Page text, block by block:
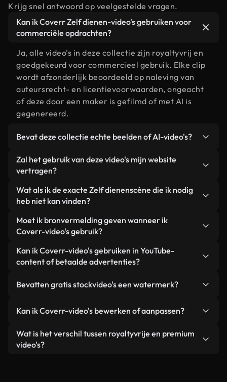
Krijg snel antwoord op veelgestelde vragen.
Kan ik Coverr Zelf dienen-video's gebruiken voor
commerciële opdrachten?
Ja, alle video's in deze collectie zijn royaltyvrij en
goedgekeurd voor commercieel gebruik. Elke clip
wordt afzonderlijk beoordeeld op naleving van
auteursrecht- en licentievoorwaarden, ongeacht
of deze door een maker is gefilmd of met AI is
gegenereerd.
Bevat deze collectie echte beelden of AI-video's?
Beide. Dit is een hybride bibliotheek die bestaat
uit echte, door mensen gefilmde beelden van Zelf
video's. Elke video is duidelijk gelabeld, zodat je
altijd weet wat je gebruikt.
Zal het gebruik van deze video's mijn website
vertragen?
Niet als u voor onze geoptimaliseerde versies
kiest. Wij bieden lichtgewicht, webklare formaten
achtergrond. Zo blijft de kwaliteit hoog, worden de
laadtijden geminimaliseerd en worden
statistieken zoals LCP verbeterd.
Wat als ik de exacte Zelf dienenscène die ik nodig
heb niet kan vinden?
Met Coverr AI Studio maak je direct een video.
Beschrijf de scène – bijvoorbeeld "Zelf dienen bij
enkele seconden een gepersonaliseerde video die
voldoet aan onze licentievoorwaarden.
Moet ik bronvermelding geven wanneer ik
Coverr-video's gebruik?
Naamsvermelding is niet vereist. Alle video's in
onze stockbibliotheek zijn royaltyvrij en kunnen
hoewel dit altijd op prijs wordt gesteld.
Kan ik Coverr-video's gebruiken in YouTube-
content of betaalde advertenties?
gebruikt in YouTube-video's met advertentie-
advertenties van klanten, zolang je de beelden
een losstaand product.
Bevatten gratis stockvideo's een watermerk?
zijn of door AI gegenereerd – bevat watermerken.
Je krijgt schoon, direct bruikbaar beeldmateriaal.
Kan ik Coverr-video's bewerken of aanpassen?
Ja. Je mag onze video's inkorten, bijsnijden of
remixen. Zorg er wel voor dat het eindproduct
Wat is het verschil tussen royaltyvrije en premium
video's?